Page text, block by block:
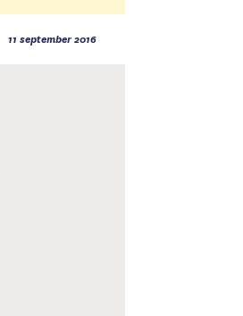
11 september 2016